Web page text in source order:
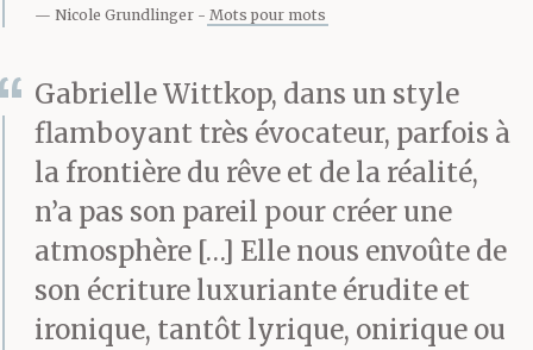
un long ruban sombre
d’où montaient des
bannières oscillant sur
un rythme de
marionnettes. Les
sbires et les soldats
encadraient un chariot
Nicole Grundlinger Mots pour mots
Gabrielle Wittkop, dans un style
flamboyant très évocateur, parfois à
la frontière du rêve et de la réalité,
n’a pas son pareil pour créer une
atmosphère […] Elle nous envoûte de
son écriture luxuriante érudite et
ironique, tantôt lyrique, onirique ou